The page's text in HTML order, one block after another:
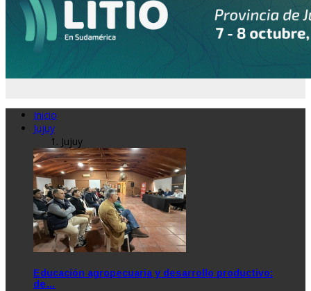
Inicio
Jujuy
Jujuy
Educación agropecuaria y desarrollo productivo:
de…